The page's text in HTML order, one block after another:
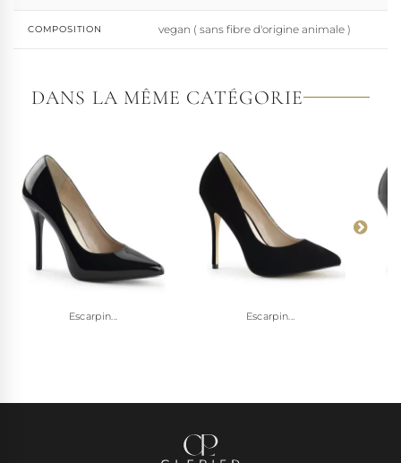
COMPOSITION vegan ( sans fibre d'origine animale )
DANS LA MÊME CATÉGORIE
Escarpin... Escarpin...